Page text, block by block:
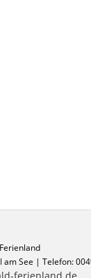
am See | Telefon: